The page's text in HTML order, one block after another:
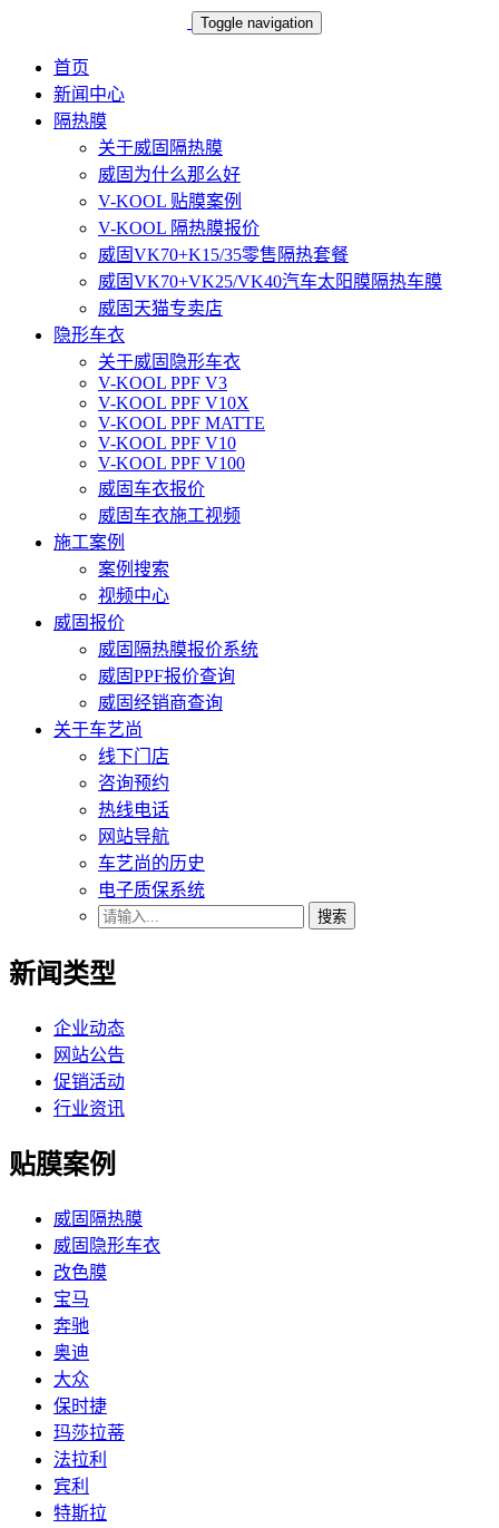
Toggle navigation
首页
新闻中心
隔热膜
关于威固隔热膜
威固为什么那么好
V-KOOL 贴膜案例
V-KOOL 隔热膜报价
威固VK70+K15/35零售隔热套餐
威固VK70+VK25/VK40汽车太阳膜隔热车膜
威固天猫专卖店
隐形车衣
关于威固隐形车衣
V-KOOL PPF V3
V-KOOL PPF V10X
V-KOOL PPF MATTE
V-KOOL PPF V10
V-KOOL PPF V100
威固车衣报价
威固车衣施工视频
施工案例
案例搜索
视频中心
威固报价
威固隔热膜报价系统
威固PPF报价查询
威固经销商查询
关于车艺尚
线下门店
咨询预约
热线电话
网站导航
车艺尚的历史
电子质保系统
搜索
新闻类型
企业动态
网站公告
促销活动
行业资讯
贴膜案例
威固隔热膜
威固隐形车衣
改色膜
宝马
奔驰
奥迪
大众
保时捷
玛莎拉蒂
法拉利
宾利
特斯拉